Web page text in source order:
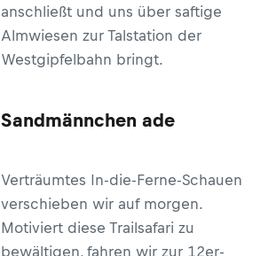
anschließt und uns über saftige
Almwiesen zur Talstation der
Westgipfelbahn bringt.
Sandmännchen ade
Verträumtes In-die-Ferne-Schauen
verschieben wir auf morgen.
Motiviert diese Trailsafari zu
bewältigen, fahren wir zur 12er-